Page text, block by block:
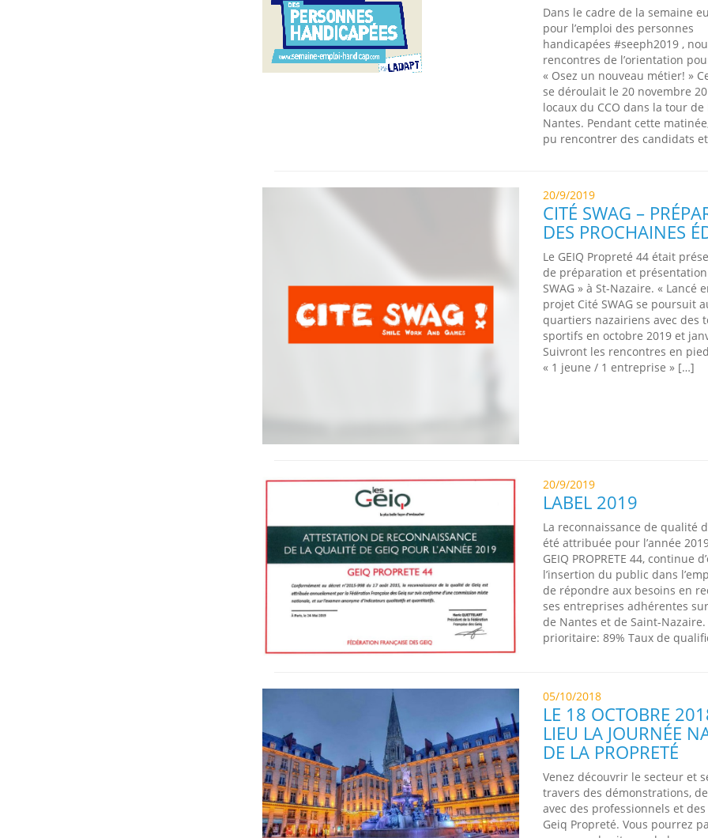
Dans le cadre de la semaine
pour l’emploi des personnes
handicapées #seeph2019 ,
rencontres de l’orientation
« Osez un nouveau métier! »
se déroulait le 20 novembre
locaux du CCO dans la tour de
Nantes. Pendant cette
pu rencontrer des candidats
20/9/2019
CITÉ SWAG –
DES PROCHAINES
Le GEIQ Propreté 44 était
de préparation et présentation
SWAG » à St-Nazaire. « Lancé
projet Cité SWAG se poursuit
quartiers nazairiens avec des
sportifs en octobre 2019 et
Suivront les rencontres en
« 1 jeune / 1 entreprise » […]
20/9/2019
LABEL 2019
La reconnaissance de qualité
été attribuée pour l’année
GEIQ PROPRETE 44, continue
l’insertion du public dans
de répondre aux besoins en
ses entreprises adhérentes
de Nantes et de Saint-
prioritaire: 89% Taux de
05/10/2018
LE 18 OCTOBRE
LIEU LA JOURNÉE
DE LA PROPRETÉ
Venez découvrir le secteur et
travers des démonstrations,
avec des professionnels et
Geiq Propreté. Vous pourrez